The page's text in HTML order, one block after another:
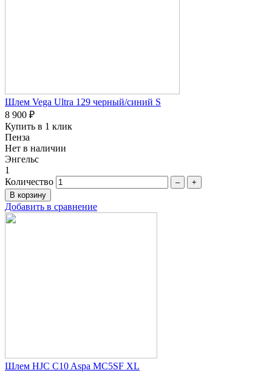
Шлем Vega Ultra 129 черный/синий S
8 900 ₽
Купить в 1 клик
Пенза
Нет в наличии
Энгельс
1
Количество
– +
Добавить в сравнение
Шлем HJC C10 Aspa MC5SF XL